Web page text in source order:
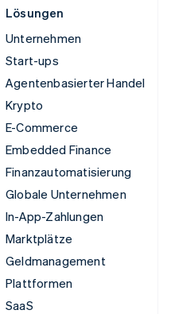
Lösungen
Unternehmen
Start-ups
Agentenbasierter Handel
Krypto
E-Commerce
Embedded Finance
Finanzautomatisierung
Globale Unternehmen
In-App-Zahlungen
Marktplätze
Geldmanagement
Plattformen
SaaS